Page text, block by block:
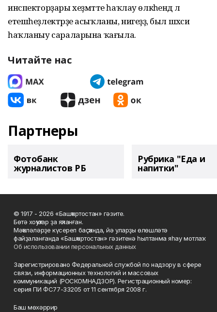
инспекторҙары хеҙмәтте һаҡлау өлкәһендә лә
етешһеҙлектәрҙе асыҡланы, нигеҙҙә, был шәхси
һаҡланыу сараларына ҡағыла.
Читайте нас
Партнеры
Фотобанк
журналистов РБ
Рубрика "Еда и
напитки"
© 1917 - 2026 «Башҡортостан» гәзите.
Бөтә хоҡуҡтар ҙа яҡланған.
Мәҡәләләрҙе күсереп баҫҡанда, йә уларҙы өлөшләтә
файҙаланғанда «Башҡортостан» гәзитенә һылтанма яһау мотлаҡ.
Об использовании персональных данных
Зарегистрировано Федеральной службой по надзору в сфере
связи, информационных технологий и массовых
коммуникаций (РОСКОМНАДЗОР). Регистрационный номер:
серия ПИ ФС77-33205 от 11 сентября 2008 г.
Баш мөхәррир